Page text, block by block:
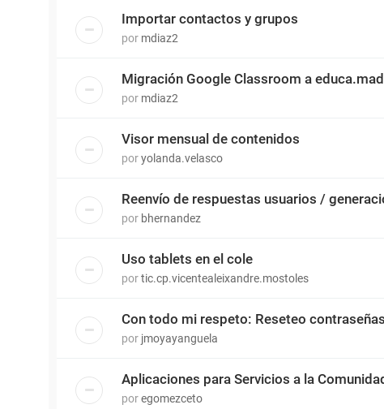
Importar contactos y grupos
por mdiaz2
Migración Google Classroom a
por mdiaz2
Visor mensual de contenidos
poryolanda.velasco
Reenvío de respuestas usuarios /
por bhernandez
Uso tablets en el cole
portic.cp.vicentealeixandre.mostoles
Con todo mi respeto: Reseteo
por jmoyayanguela
Aplicaciones para Servicios a la
poregomezceto